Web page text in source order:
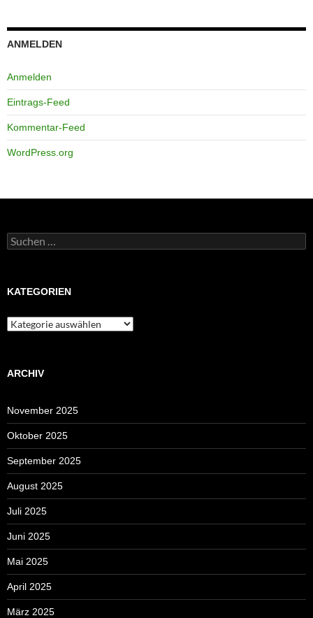
ANMELDEN
Anmelden
Eintrags-Feed
Kommentar-Feed
WordPress.org
Suchen
nach:
KATEGORIEN
Kategorien
ARCHIV
November 2025
Oktober 2025
September 2025
August 2025
Juli 2025
Juni 2025
Mai 2025
April 2025
März 2025